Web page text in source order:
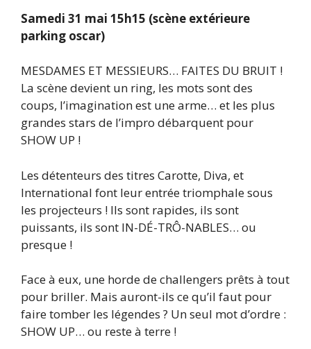
Samedi 31 mai 15h15 (scène extérieure
parking oscar)
MESDAMES ET MESSIEURS… FAITES DU BRUIT !
La scène devient un ring, les mots sont des
coups, l’imagination est une arme… et les plus
grandes stars de l’impro débarquent pour
SHOW UP !
Les détenteurs des titres Carotte, Diva, et
International font leur entrée triomphale sous
les projecteurs ! Ils sont rapides, ils sont
puissants, ils sont IN-DÉ-TRÔ-NABLES… ou
presque !
Face à eux, une horde de challengers prêts à tout
pour briller. Mais auront-ils ce qu’il faut pour
faire tomber les légendes ? Un seul mot d’ordre :
SHOW UP… ou reste à terre !